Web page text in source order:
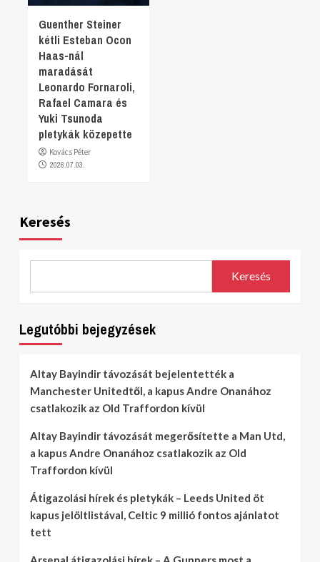
Guenther Steiner
kétli Esteban Ocon
Haas-nál
maradását
Leonardo Fornaroli,
Rafael Camara és
Yuki Tsunoda
pletykák közepette
Kovács Péter
2026.07.03.
Keresés
Keresés
Legutóbbi bejegyzések
Altay Bayindir távozását bejelentették a
Manchester Unitedtől, a kapus Andre Onanához
csatlakozik az Old Traffordon kívül
Altay Bayindir távozását megerősítette a Man Utd,
a kapus Andre Onanához csatlakozik az Old
Traffordon kívül
Átigazolási hírek és pletykák – Leeds United öt
kapus jelöltlistával, Celtic 9 millió fontos ajánlatot
tett